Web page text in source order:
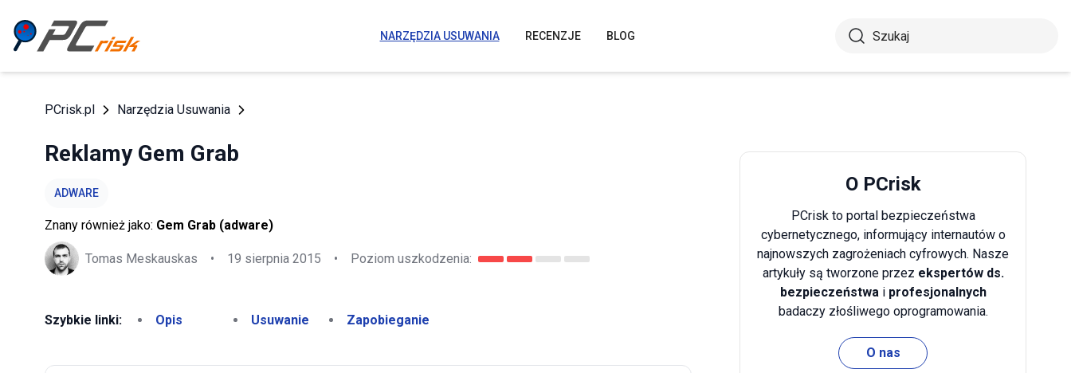
NARZĘDZIA USUWANIA RECENZJE BLOG
PCrisk.pl Narzędzia Usuwania
Reklamy Gem Grab
ADWARE
Znany również jako: Gem Grab (adware)
Tomas Meskauskas • 19 sierpnia 2015 • Poziom uszkodzenia:
Szybkie linki: Opis Usuwanie Zapobieganie
O PCrisk
PCrisk to portal bezpieczeństwa
cybernetycznego, informujący internautów o
najnowszych zagrożeniach cyfrowych. Nasze
artykuły są tworzone przez ekspertów ds.
bezpieczeństwai profesjonalnych
badaczy złośliwego oprogramowania.
O nas